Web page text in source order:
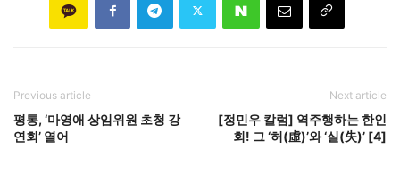
Previous article
평통, ‘마영애 상임위원 초청 강
연회’ 열어
Next article
[정민우 칼럼] 역주행하는 한인
회! 그 ‘허(虛)’와 ‘실(失)’ [4]